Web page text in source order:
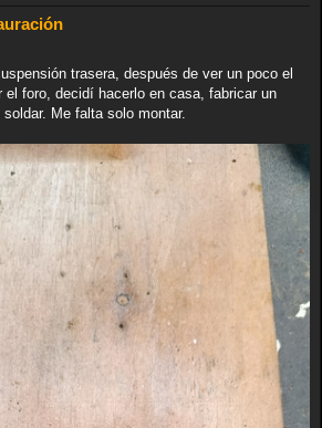
trasera, después de ver un poco el
el foro, decidí hacerlo en casa, fabricar un
Me falta solo montar.